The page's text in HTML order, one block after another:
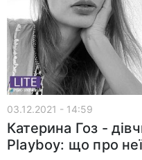
03.12.2021 - 14:59
Катерина Гоз -
Playboy: що про